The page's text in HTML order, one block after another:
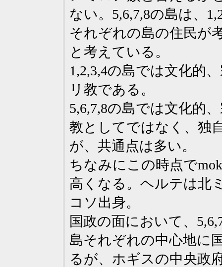
ない。5,6,7,8の島は、
それぞれの島の住民が
と考えている。
1,2,3,4の島では文化的
リ教である。
5,6,7,8の島では文化的
教としてではなく、独
が、共通点は多い。
ちなみにこの時点で
高くなる。ヘルテは北
コソ出身。
国政の面において、
島それぞれの中心地に
るが、ホギスの中央政